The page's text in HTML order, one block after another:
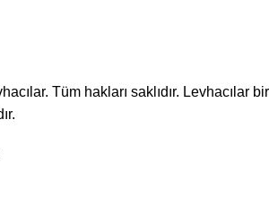
Tüm hakları saklıdır. Levhacılar bir